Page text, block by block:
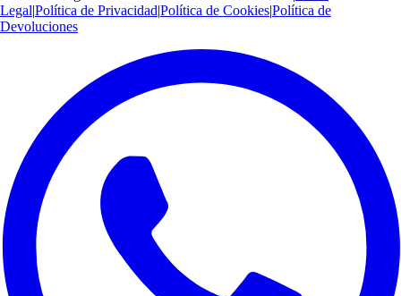
Legal|Política de Privacidad|Política de Cookies|Política de
Devoluciones